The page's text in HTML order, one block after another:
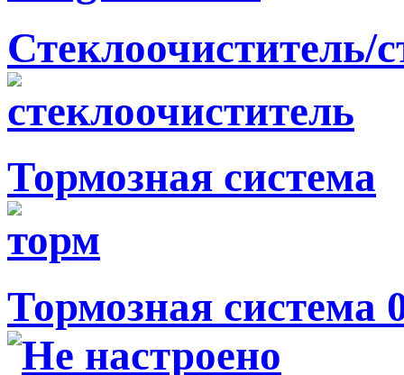
Стеклоочиститель/
Тормозная система
Тормозная система